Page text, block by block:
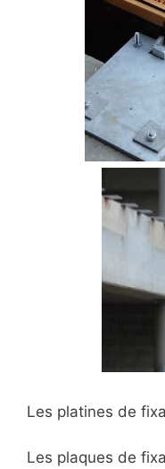
Les platines de
Les plaques de